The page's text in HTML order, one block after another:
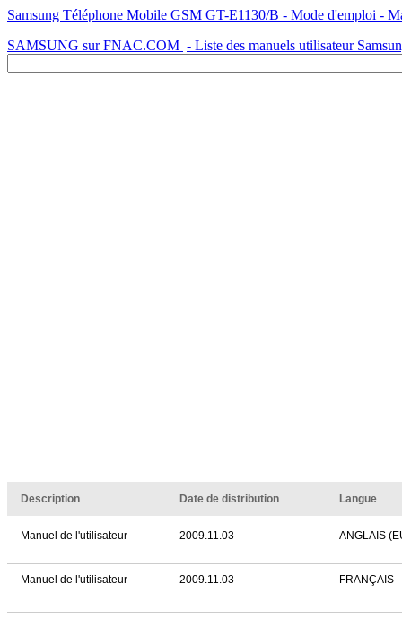
Samsung Téléphone Mobile GSM GT-E1130/B - Mode d'emploi -
SAMSUNG sur FNAC.COM - Liste des manuels utilisateur
Description Date de distribution Langue
Manuel de l'utilisateur 2009.11.03 ANGLAIS
Manuel de l'utilisateur 2009.11.03 FRANÇAIS